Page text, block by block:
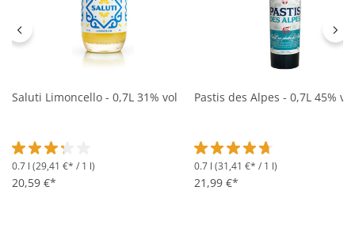
Saluti Limoncello - 0,7L 31% vol
Durchschnittliche Bewertung von 3.2 von 5 Sternen
0.7 l (29,41 €* / 1 l)
20,59 €*
Pastis des Alpes - 0,7L 45% vol
Durchschnittliche
0.7 l (31,41 €* / 1 l)
21,99 €*